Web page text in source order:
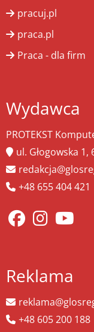
pracuj.pl
praca.pl
Praca - dla firm
Wydawca
PROTEKST
ul. Głogowska 1,
+48 655 404 421
Reklama
+48 605 200 188